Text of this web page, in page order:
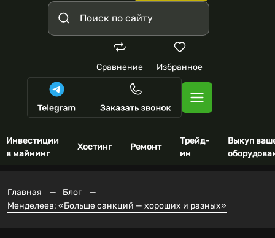
Сравнение Избранное
Инвестиции
в майнинг
Хостинг Ремонт
Трейд-
ин
Выкуп
Главная — Блог
—
Менделеев: «Больше санкций — хороших и разных»